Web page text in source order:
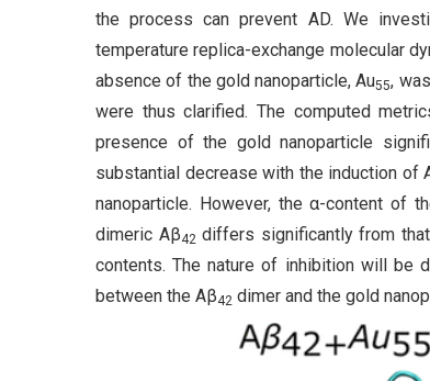
the process can prevent AD. We
temperature replica-exchange molecular
absence of the gold nanoparticle, Au55,
were thus clarified. The computed
presence of the gold nanoparticle
substantial decrease with the induction of
nanoparticle. However, the α-content of
dimeric Aβ42 differs significantly from
contents. The nature of inhibition will be
between the Aβ42 dimer and the gold